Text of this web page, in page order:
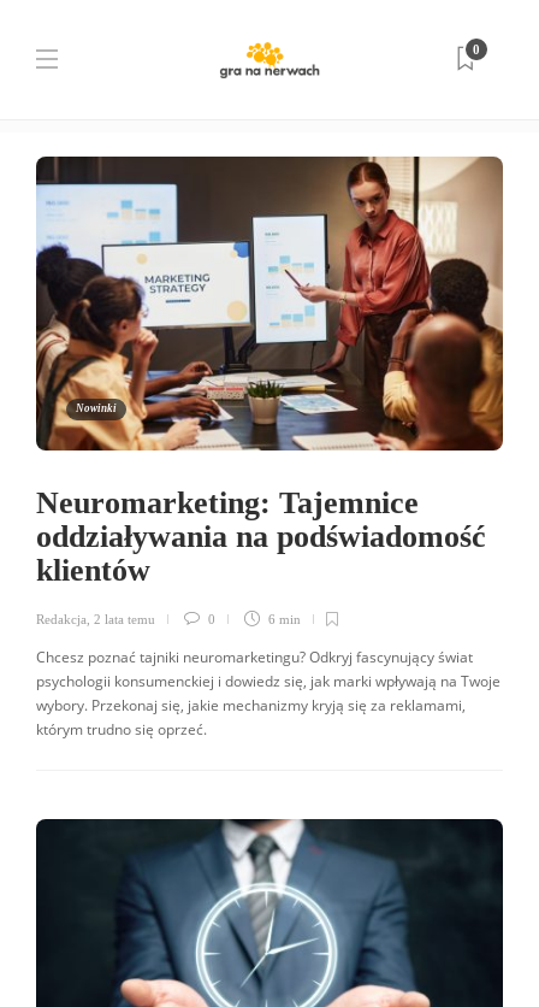
0
Tag:praca
Nowinki
Neuromarketing: Tajemnice
oddziaływania na podświadomość
klientów
Redakcja, 2 lata temu 0 6 min
Chcesz poznać tajniki neuromarketingu? Odkryj fascynujący świat
psychologii konsumenckiej i dowiedz się, jak marki wpływają na Twoje
wybory. Przekonaj się, jakie mechanizmy kryją się za reklamami,
którym trudno się oprzeć.